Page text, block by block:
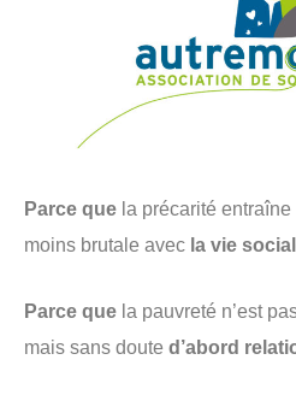
Parce que la précarité
moins brutale avec la vie
Parce que la pauvreté n’est
mais sans doute d’abord